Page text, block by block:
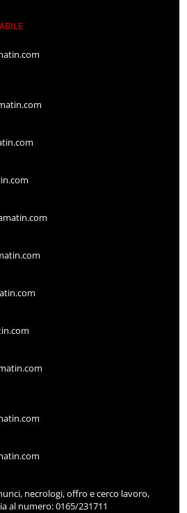
necrologi, offro e cerco lavoro,
al numero: 0165/231711